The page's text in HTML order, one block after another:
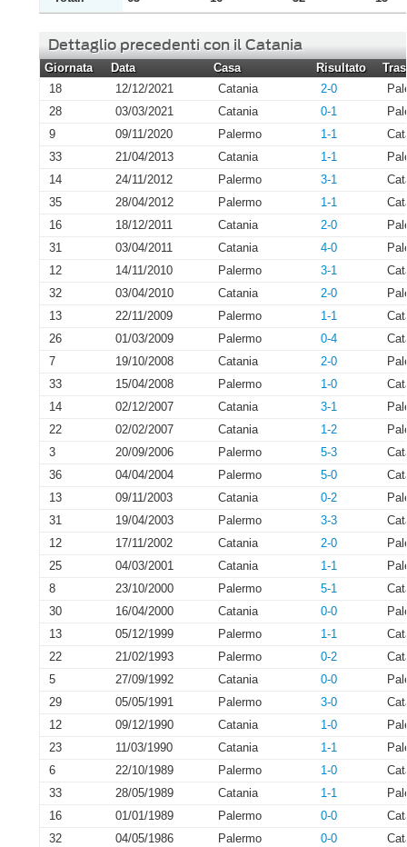
Dettaglio precedenti con il Catania
Giornata Data Casa Risultato
18
12/12/2021 Catania 2-0
28
03/03/2021 Catania 0-1
9
09/11/2020 Palermo 1-1
33
21/04/2013 Catania 1-1
14
24/11/2012 Palermo 3-1
35
28/04/2012 Palermo 1-1
16
18/12/2011 Catania 2-0
31
03/04/2011 Catania 4-0
12
14/11/2010 Palermo 3-1
32
03/04/2010 Catania 2-0
13
22/11/2009 Palermo 1-1
26
01/03/2009 Palermo 0-4
7
19/10/2008 Catania 2-0
33
15/04/2008 Palermo 1-0
14
02/12/2007 Catania 3-1
22
02/02/2007 Catania 1-2
3
20/09/2006 Palermo 5-3
36
04/04/2004 Palermo 5-0
13
09/11/2003 Catania 0-2
31
19/04/2003 Palermo 3-3
12
17/11/2002 Catania 2-0
25
04/03/2001 Catania 1-1
8
23/10/2000 Palermo 5-1
30
16/04/2000 Catania 0-0
13
05/12/1999 Palermo 1-1
22
21/02/1993 Palermo 0-2
5
27/09/1992 Catania 0-0
29
05/05/1991 Palermo 3-0
12
09/12/1990 Catania 1-0
23
11/03/1990 Catania 1-1
6
22/10/1989 Palermo 1-0
33
28/05/1989 Catania 1-1
16
01/01/1989 Palermo 0-0
32
04/05/1986 Palermo 0-0